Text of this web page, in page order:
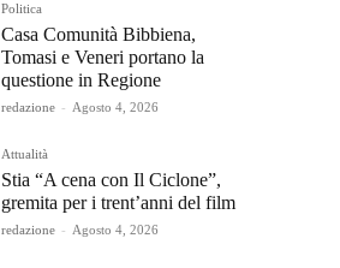
Politica
Casa Comunità Bibbiena,
Tomasi e Veneri portano la
questione in Regione
redazione - Agosto 4, 2026
Attualità
Stia “A cena con Il Ciclone”,
gremita per i trent’anni del film
redazione - Agosto 4, 2026